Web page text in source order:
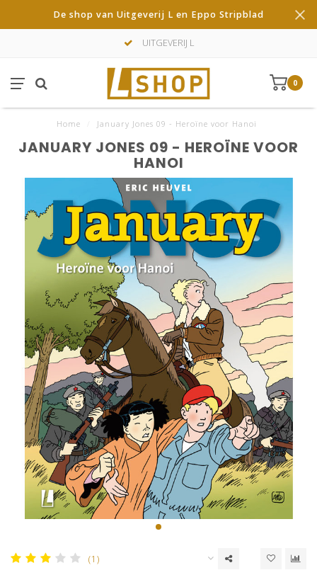
De shop van Uitgeverij L en Eppo Stripblad
UITGEVERIJ L
0
Home January Jones 09 - Heroïne voor Hanoi
JANUARY JONES 09 - HEROÏNE VOOR
HANOI
(1)